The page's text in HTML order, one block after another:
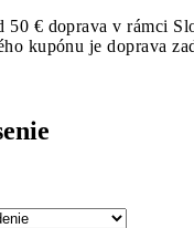
50 € doprava v rámci
kupónu je doprava